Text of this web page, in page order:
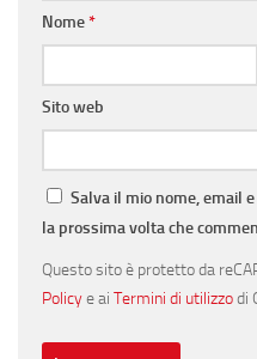
Nome*
Sito web
Salva il mio nome, email
la prossima volta che
Questo sito è protetto da
Policye ai Termini di utilizzodi